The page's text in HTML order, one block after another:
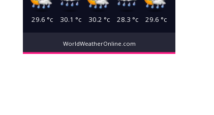
29.6 °c 30.1 °c 30.2 °c 28.3 °c 29.6 °c
WorldWeatherOnline.com